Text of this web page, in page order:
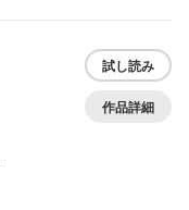
試し読み
作品詳細